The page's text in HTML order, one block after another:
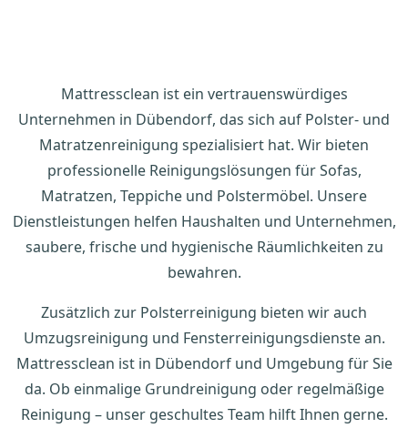
Mattressclean ist ein vertrauenswürdiges
Unternehmen in Dübendorf, das sich auf Polster- und
Matratzenreinigung spezialisiert hat. Wir bieten
professionelle Reinigungslösungen für Sofas,
Matratzen, Teppiche und Polstermöbel. Unsere
Dienstleistungen helfen Haushalten und Unternehmen,
saubere, frische und hygienische Räumlichkeiten zu
bewahren.
Zusätzlich zur Polsterreinigung bieten wir auch
Umzugsreinigung und Fensterreinigungsdienste an.
Mattressclean ist in Dübendorf und Umgebung für Sie
da. Ob einmalige Grundreinigung oder regelmäßige
Reinigung – unser geschultes Team hilft Ihnen gerne.